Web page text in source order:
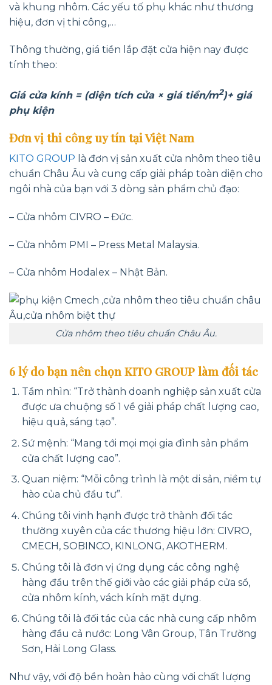
và khung nhôm. Các yếu tố phụ khác như thương
hiệu, đơn vị thi công,…
Thông thường, giá tiền lắp đặt cửa hiện nay được
tính theo:
Giá cửa kính = (diện tích cửa × giá tiền/m2)+ giá
phụ kiện
Đơn vị thi công uy tín tại Việt Nam
KITO GROUP là đơn vị sản xuất cửa nhôm theo tiêu
chuẩn Châu Âu và cung cấp giải pháp toàn diện cho
ngôi nhà của bạn với 3 dòng sản phẩm chủ đạo:
– Cửa nhôm CIVRO – Đức.
– Cửa nhôm PMI – Press Metal Malaysia.
– Cửa nhôm Hodalex – Nhật Bản.
Cửa nhôm theo tiêu chuẩn Châu Âu.
6 lý do bạn nên chọn KITO GROUP làm đối tác
Tầm nhìn: “Trở thành doanh nghiệp sản xuất cửa
được ưa chuộng số 1 về giải pháp chất lượng cao,
hiệu quả, sáng tạo”.
Sứ mệnh: “Mang tới mọi mọi gia đình sản phẩm
cửa chất lượng cao”.
Quan niệm: “Mỗi công trình là một di sản, niềm tự
hào của chủ đầu tư”.
Chúng tôi vinh hạnh được trở thành đối tác
thường xuyên của các thương hiệu lớn: CIVRO,
CMECH, SOBINCO, KINLONG, AKOTHERM.
Chúng tôi là đơn vị ứng dụng các công nghệ
hàng đầu trên thế giới vào các giải pháp cửa sổ,
cửa nhôm kính, vách kính mặt dựng.
Chúng tôi là đối tác của các nhà cung cấp nhôm
hàng đầu cả nước: Long Vân Group, Tân Trường
Sơn, Hải Long Glass.
Như vậy, với độ bền hoàn hảo cùng với chất lượng